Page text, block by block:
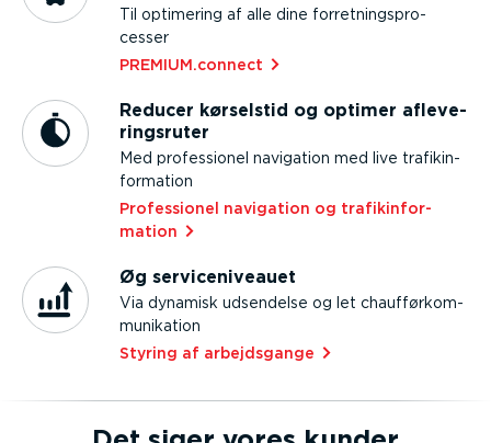
Til optimering af alle dine forret­nings­pro­
cesser
PREMIUM.connect⁠
Reducer kørselstid og optimer afleve­
rings­ruter
Med profes­sionel navigation med live trafik­in­
for­mation
Profes­sionel navigation og trafik­in­for­
mation⁠
Øg servi­ce­ni­veauet
Via dynamisk udsendelse og let chauf­førkom­
mu­ni­kation
Styring af arbejds­gange⁠